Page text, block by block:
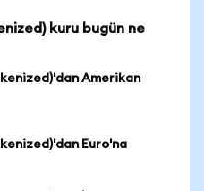
kuru bugün ne
Amerikan
Euro'na